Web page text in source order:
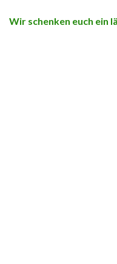
Wir schenken euch ein